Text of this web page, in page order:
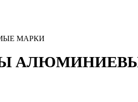
МАРКИ